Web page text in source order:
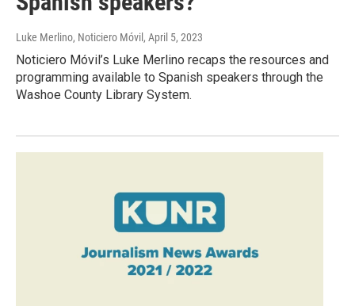
Luke Merlino, Noticiero Móvil , April 5, 2023
Noticiero Móvil’s Luke Merlino recaps the resources and
programming available to Spanish speakers through the
Washoe County Library System.